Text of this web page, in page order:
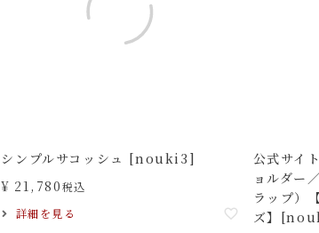
シンプルサコッシュ [nouki3]
¥ 21,780税込
詳細を見る
公式サイ
ョルダー
ラップ）
ズ】